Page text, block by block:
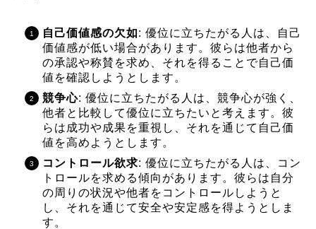
自己価値感の欠如: 優位に立ちたがる人は、自己
価値感が低い場合があります。彼らは他者から
の承認や称賛を求め、それを得ることで自己価
値を確認しようとします。
競争心: 優位に立ちたがる人は、競争心が強く、
他者と比較して優位に立ちたいと考えます。彼
らは成功や成果を重視し、それを通じて自己価
値を高めようとします。
コントロール欲求: 優位に立ちたがる人は、コン
トロールを求める傾向があります。彼らは自分
の周りの状況や他者をコントロールしようと
し、それを通じて安全や安定感を得ようとしま
す。